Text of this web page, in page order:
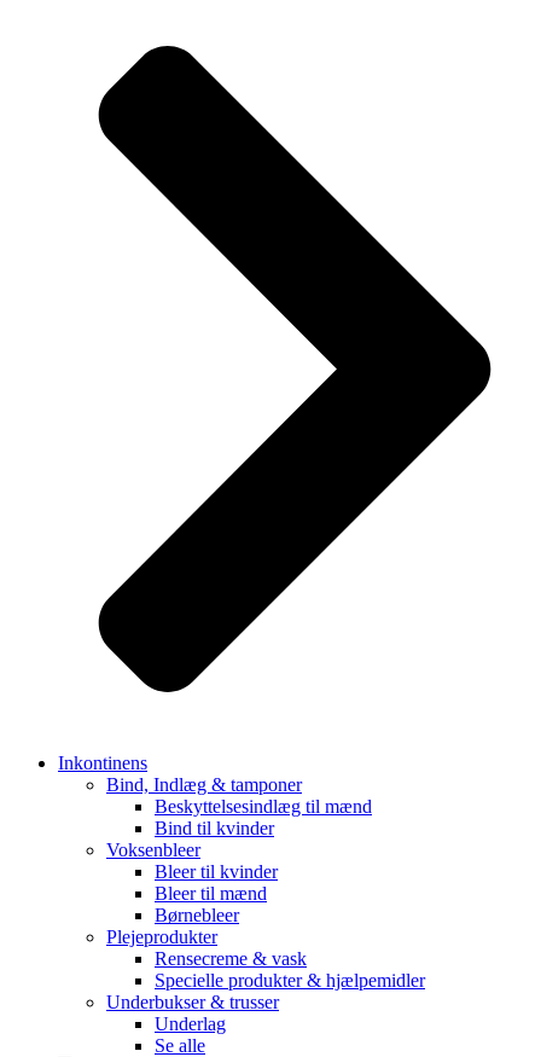
Inkontinens
Bind, Indlæg & tamponer
Beskyttelsesindlæg til mænd
Bind til kvinder
Voksenbleer
Bleer til kvinder
Bleer til mænd
Børnebleer
Plejeprodukter
Rensecreme & vask
Specielle produkter & hjælpemidler
Underbukser & trusser
Underlag
Se alle